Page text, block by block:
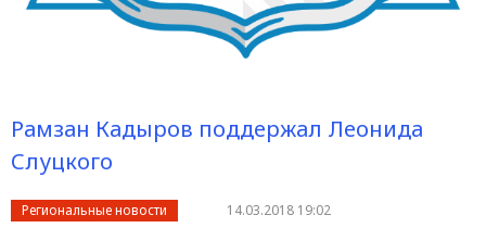
Рамзан Кадыров поддержал Леонида
Слуцкого
Региональные новости 14.03.2018 19:02